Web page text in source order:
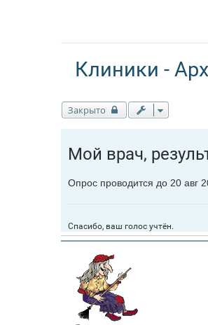
Клиники -
Закрыто
Мой врач,
Опрос проводится до 20 авг
Спасибо, ваш голос учтён.